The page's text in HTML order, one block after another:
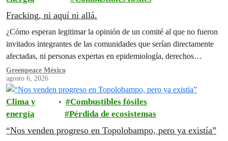
Fracking, ni aquí ni allá.
¿Cómo esperan legitimar la opinión de un comité al que no fueron
invitados integrantes de las comunidades que serían directamente
afectadas, ni personas expertas en epidemiología, derechos
humanos y territorios indígenas?
Greenpeace México
agosto 6, 2026
Clima y
energía
Combustibles fósiles
Pérdida de ecosistemas
“Nos venden progreso en Topolobampo, pero ya existía”